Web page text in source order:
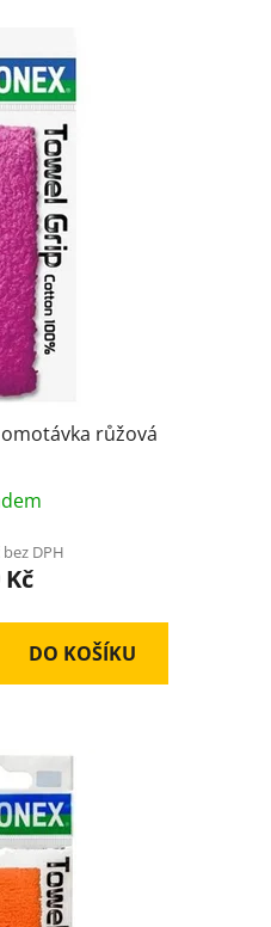
růžová
bez DPH
Kč
DO KOŠÍKU